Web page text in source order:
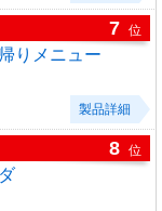
7 位
りメニュー
製品詳細
8 位